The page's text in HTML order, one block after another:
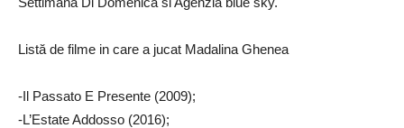
Listă de filme in care a jucat Madalina Ghenea
-Il Passato E Presente (2009);
-L’Estate Addosso (2016);